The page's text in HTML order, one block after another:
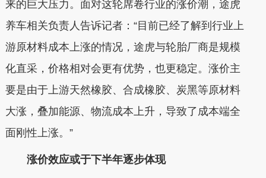
来的巨大压力。面对这轮席卷行业的涨价潮，途虎
养车相关负责人告诉记者：“目前已经了解到行业上
游原材料成本上涨的情况，途虎与轮胎厂商是规模
化直采，价格相对会更有优势，也更稳定。涨价主
要是由于上游天然橡胶、合成橡胶、炭黑等原材料
大涨，叠加能源、物流成本上升，导致了成本端全
面刚性上涨。”
涨价效应或于下半年逐步体现